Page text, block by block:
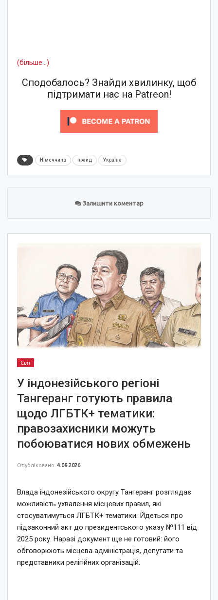
(більше…)
Сподобалось? Знайди хвилинку, щоб
підтримати нас на Patreon!
Німеччина прайд Україна
Залишити коментар
Світ
У індонезійського регіоні
Тангеранг готують правила
щодо ЛГБТК+ тематики:
правозахисники можуть
побоюватися нових обмежень
Опубліковано 4.08.2026
Влада індонезійського округу Тангеранг розглядає
можливість ухвалення місцевих правил, які
стосуватимуться ЛГБТК+ тематики. Йдеться про
підзаконний акт до президентського указу №111 від
2025 року. Наразі документ ще не готовий: його
обговорюють місцева адміністрація, депутати та
представники релігійних організацій.